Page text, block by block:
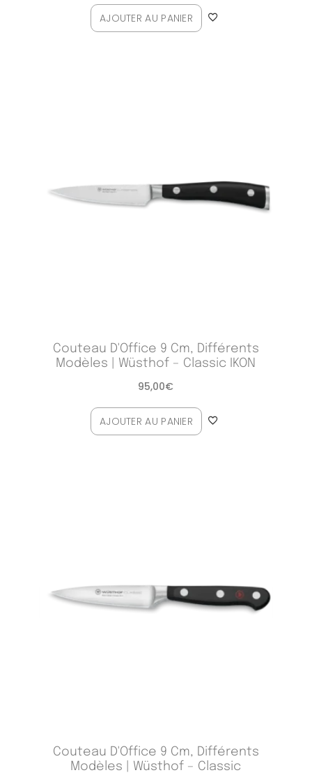
AJOUTER AU PANIER
Couteau D'Office 9 Cm, Différents
Modèles | Wüsthof – Classic IKON
95,00€
AJOUTER AU PANIER
Couteau D'Office 9 Cm, Différents
Modèles | Wüsthof – Classic